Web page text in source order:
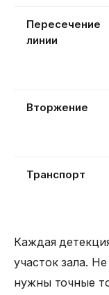
Пересечение
линии
Вторжение
Транспорт
Каждая
участок зала.
нужны точные